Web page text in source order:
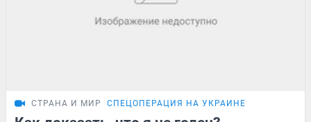
СТРАНА И МИР СПЕЦОПЕРАЦИЯ НА УКРАИНЕ